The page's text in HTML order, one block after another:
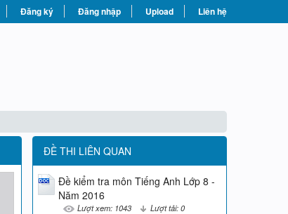
Đăng ký Đăng nhập Upload Liên hệ
ĐỀ THI LIÊN QUAN
Đề kiểm tra môn Tiếng Anh Lớp 8 -
Năm 2016
Lượt xem: 1043 Lượt tải: 0